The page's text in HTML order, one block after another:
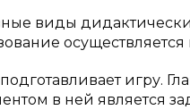
виды
осуществляется
подготавливает игру.
в ней является